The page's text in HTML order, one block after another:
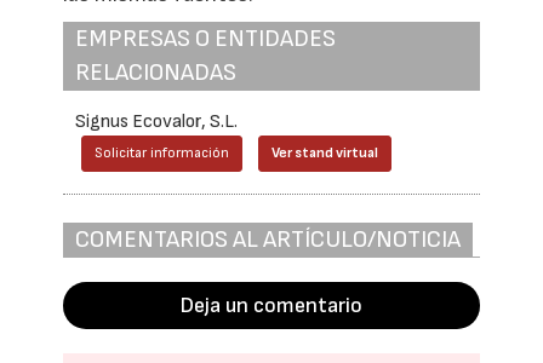
EMPRESAS O ENTIDADES
RELACIONADAS
Signus Ecovalor, S.L.
Solicitar información Ver stand virtual
COMENTARIOS AL ARTÍCULO/NOTICIA
Deja un comentario